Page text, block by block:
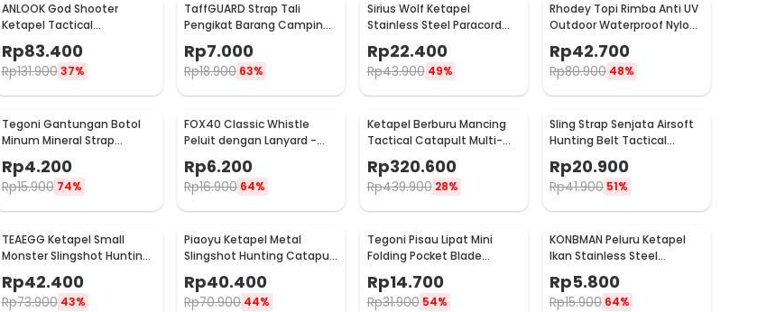
ANLOOK God Shooter
Ketapel Tactical
Aluminium - TLZ-001
Rp83.400
Rp131.900 37%
TaffGUARD Strap Tali
Pengikat Barang Camping
BC098K
Rp7.000
Rp18.900 63%
Sirius Wolf Ketapel
Stainless Steel Paracord
GJ049
Rp22.400
Rp43.900 49%
Rhodey Topi Rimba Anti UV
Outdoor Waterproof Nylon
Rp42.700
Rp80.900 48%
Tegoni Gantungan Botol
Minum Mineral Strap
1130
Rp4.200
Rp15.900 74%
FOX40 Classic Whistle
Peluit dengan Lanyard -
CMG04
Rp6.200
Rp16.900 64%
Ketapel Berburu Mancing
Tactical Catapult Multi-
shot - KMSS
Rp320.600
Rp439.900 28%
Sling Strap Senjata Airsoft
Hunting Belt Tactical
Rp20.900
Rp41.900 51%
TEAEGG Ketapel Small
Monster Slingshot Hunting
Rp42.400
Rp73.900 43%
Piaoyu Ketapel Metal
Slingshot Hunting Catapult
Rp40.400
Rp70.900 44%
Tegoni Pisau Lipat Mini
Folding Pocket Blade
EO02732
Rp14.700
Rp31.900 54%
KONBMAN Peluru Ketapel
Ikan Stainless Steel
Slingshot Dart 1 PCS -
KN830
Rp5.800
Rp15.900 64%